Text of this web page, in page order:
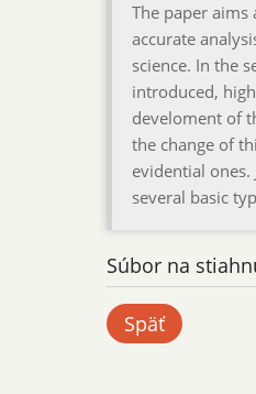
The paper
accurate
science. In the
introduced,
develoment of
the change of
evidential
several basic
Súbor na
Späť